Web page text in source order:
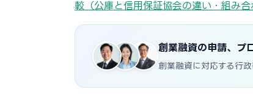
較（公庫と信用保証協会の違い・組み合
創業融資の申請、プ
創業融資に対応する行